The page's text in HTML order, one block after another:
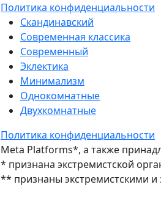
Политика конфиденциальности
Скандинавский
Современная классика
Современный
Эклектика
Минимализм
Однокомнатные
Двухкомнатные
Политика конфиденциальности
Meta Platforms*, а также
* признана экстремистской
** признаны экстремистскими